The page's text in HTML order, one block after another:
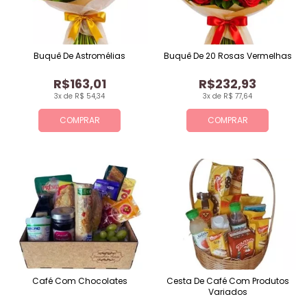
COMPRAR
3x de R$ 54,34
R$163,01
Buquê De Astromélias
COMPRAR
3x de R$ 77,64
R$232,93
Buquê De 20 Rosas Vermelhas
Café Com Chocolates
Cesta De Café Com Produtos
Variados